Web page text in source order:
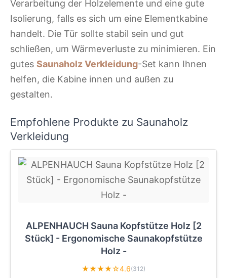
Verarbeitung der Holzelemente und eine gute
Isolierung, falls es sich um eine Elementkabine
handelt. Die Tür sollte stabil sein und gut
schließen, um Wärmeverluste zu minimieren. Ein
gutes Saunaholz Verkleidung-Set kann Ihnen
helfen, die Kabine innen und außen zu
gestalten.
Empfohlene Produkte zu Saunaholz
Verkleidung
ALPENHAUCH Sauna Kopfstütze Holz [2
Stück] - Ergonomische Saunakopfstütze
Holz -
★★★★☆4.6(312)